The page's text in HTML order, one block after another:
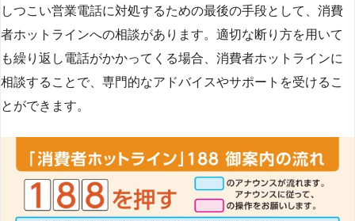
しつこい営業電話に対処するための最後の手段として、消費
者ホットラインへの相談があります。適切な断り方を用いて
も繰り返し電話がかかってくる場合、消費者ホットラインに
相談することで、専門的なアドバイスやサポートを受けるこ
とができます​​。